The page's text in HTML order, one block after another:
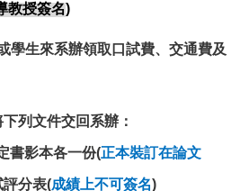
教授簽名)
學生來系辦領取口試費、交通費及
列文件交回系辦：
書影本各一份(正本裝訂在論文
分表(成績上不可簽名)